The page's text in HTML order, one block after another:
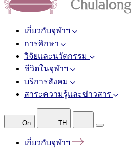
เกี่ยวกับจุฬาฯ
การศึกษา
วิจัยและนวัตกรรม
ชีวิตในจุฬาฯ
บริการสังคม
สาระความรู้และข่าวสาร
On TH
เกี่ยวกับจุฬาฯ